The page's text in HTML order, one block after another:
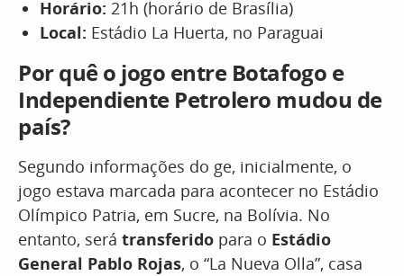
Horário: 21h (horário de Brasília)
Local: Estádio La Huerta, no Paraguai
Por quê o jogo entre Botafogo e
Independiente Petrolero mudou de
país?
Segundo informações do ge, inicialmente, o
jogo estava marcada para acontecer no Estádio
Olímpico Patria, em Sucre, na Bolívia. No
entanto, será transferido para o Estádio
General Pablo Rojas, o “La Nueva Olla”, casa